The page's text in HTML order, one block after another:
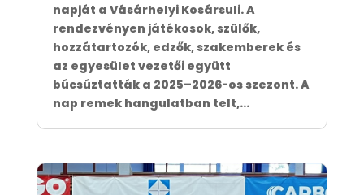
napját a Vásárhelyi Kosársuli. A
rendezvényen játékosok, szülők,
hozzátartozók, edzők, szakemberek és
az egyesület vezetői együtt
búcsúztatták a 2025–2026-os szezont. A
nap remek hangulatban telt,...